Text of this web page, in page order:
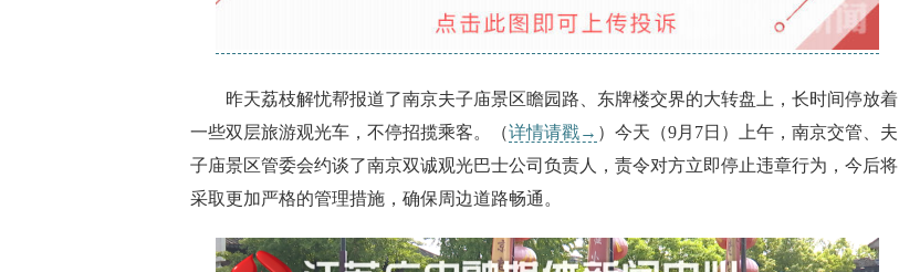
昨天荔枝解忧帮报道了南京夫子庙景区瞻园路、东牌楼交界的大转盘上，长时间停放着
一些双层旅游观光车，不停招揽乘客。（详情请戳→ ）今天（9月7日）上午，南京交管、夫
子庙景区管委会约谈了南京双诚观光巴士公司负责人，责令对方立即停止违章行为，今后将
采取更加严格的管理措施，确保周边道路畅通。